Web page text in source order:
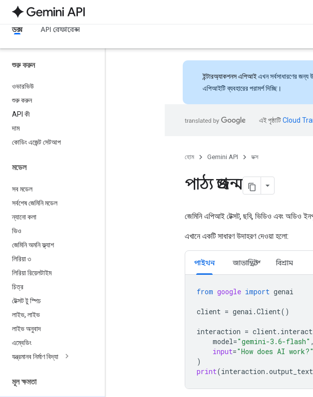
ডক্স API রেফারেন্স
শুরু করুন
ওভারভিউ
শুরু করুন
API কী
দাম
কোডিং এজেন্ট সেটআপ
মডেল
সব মডেল
সর্বশেষ জেমিনি মডেল
ন্যানো কলা
ভিও
জেমিনি অমনি ফ্ল্যাশ
লিরিয়া ৩
লিরিয়া রিয়েলটাইম
চিত্র
টেক্সট টু স্পিচ
লাইভ, লাইভ
লাইভ অনুবাদ
এম্বেডিং
যন্ত্রমানব নির্মাণ বিদ্যা
মূল ক্ষমতা
ইন্টারঅ্যাকশনস এপিআইএখন সর্বসাধারণের
এপিআইটি ব্যবহারের পরামর্শ দিচ্ছি।
এই পৃষ্ঠাটিCloud
হোম Gemini API ডক্স
পাঠ্য প্রজন্ম
জেমিনি এপিআই টেক্সট, ছবি, ভিডিও এবং অডিও
এখানে একটি সাধারণ উদাহরণ দেওয়া হলো:
পাইথন জাভাস্ক্রিপ্ট বিশ্রাম
from google import genai
client = genai .Client()
interaction = client.
model="gemini-3.6-flash" ,
input="How does AI work?"
)
print(interaction .output_text